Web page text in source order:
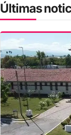
Últimas